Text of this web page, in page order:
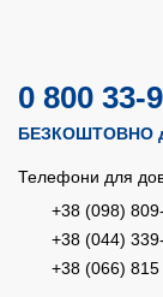
0 800 33-
БЕЗКОШТОВНО
Телефони для
+38 (098)
+38 (044)
+38 (066)